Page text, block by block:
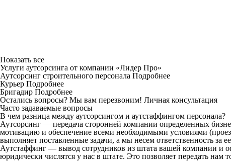
Показать все
Услуги аутсорсинга от компании «Лидер Про»
Аутсорсинг строительного персонала Подробнее
Курьер Подробнее
Бригадир Подробнее
Остались вопросы? Мы вам перезвоним! Личная консультация
Часто задаваемые вопросы
В чем разница между аутсорсингом и аутстаффингом персонала?
Аутсорсинг — передача сторонней компании определенных
мотивацию и обеспечение всеми необходимыми условиями
выполняет поставленные задачи, а мы несем ответственность за
Аутстаффинг — вывод сотрудников из штата вашей компании и
юридически числятся у нас в штате. Это позволяет передать